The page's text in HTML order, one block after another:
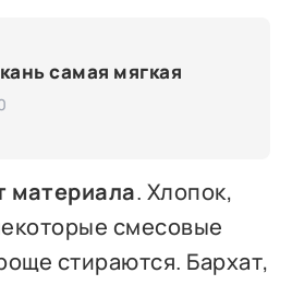
самая мягкая
материала. Хлопок,
смесовые
стираются. Бархат,